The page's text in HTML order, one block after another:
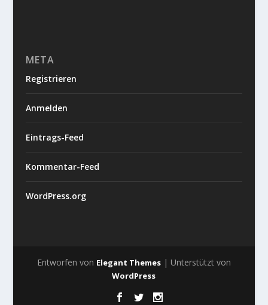
META
Registrieren
Anmelden
Eintrags-Feed
Kommentar-Feed
WordPress.org
Entworfen von Elegant Themes| Unterstützt von
WordPress